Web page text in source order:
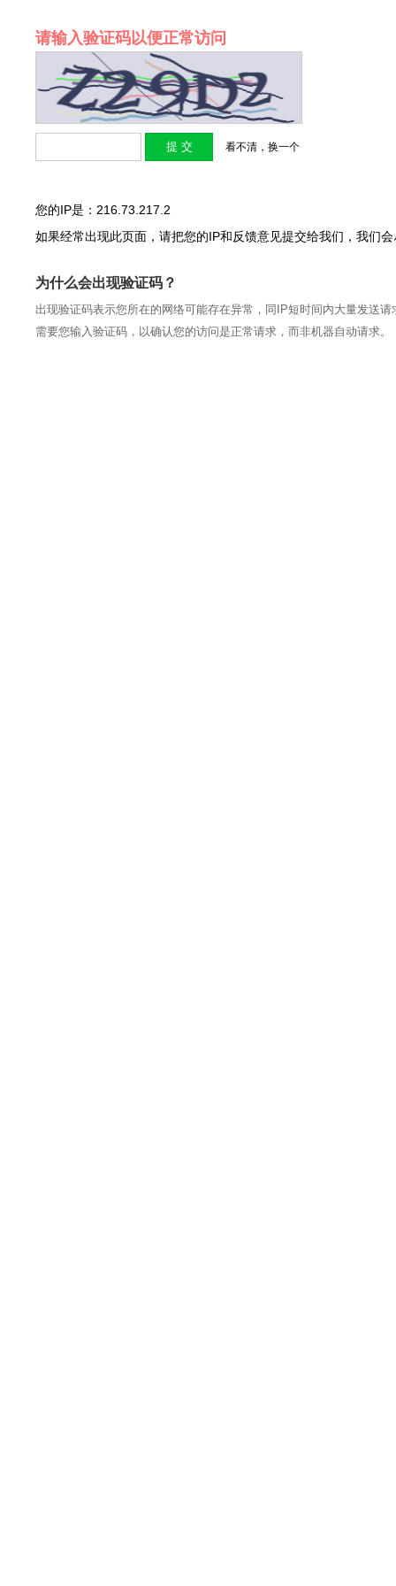
请输入验证码以便正常访问
看不清，换一个
您的IP是：216.73.217.2
如果经常出现此页面，请把您的IP和反馈意见提交给我们，我们
为什么会出现验证码？
出现验证码表示您所在的网络可能存在异常，同IP短时间内大量发送
需要您输入验证码，以确认您的访问是正常请求，而非机器自动请求。